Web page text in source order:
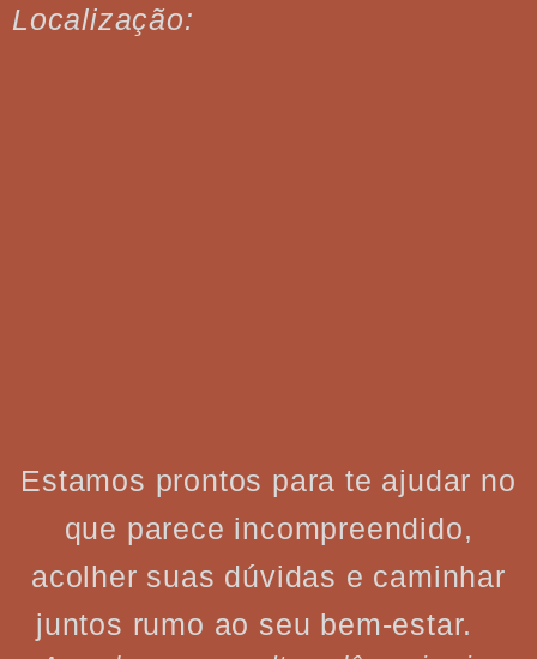
Localização:
Estamos prontos para te ajudar no
que parece incompreendido,
acolher suas dúvidas e caminhar
juntos rumo ao seu bem-estar.